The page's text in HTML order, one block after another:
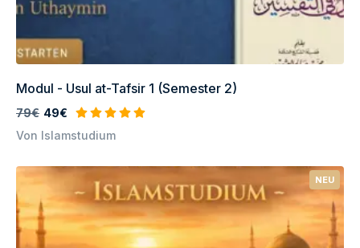
Modul - Usul at-Tafsir 1 (Semester 2)
79€ 49€
Von Islamstudium
NEU